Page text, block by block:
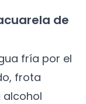
de
fría por el
frota
alcohol